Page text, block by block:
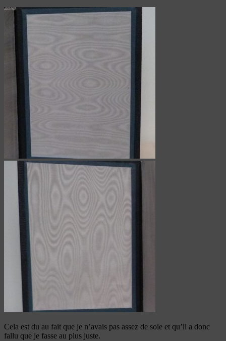
Cela est du au fait que je n’avais pas assez de soie et qu’il a donc
fallu que je fasse au plus juste.